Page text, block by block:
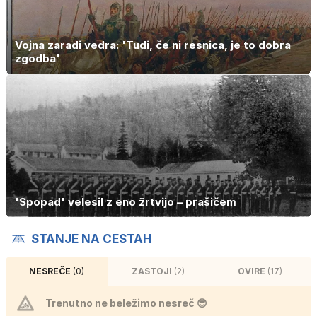
Vojna zaradi vedra: 'Tudi, če ni resnica, je to dobra
zgodba'
'Spopad' velesil z eno žrtvijo – prašičem
STANJE NA CESTAH
NESREČE (0) ZASTOJI (2) OVIRE (17)
Trenutno ne beležimo nesreč 😎